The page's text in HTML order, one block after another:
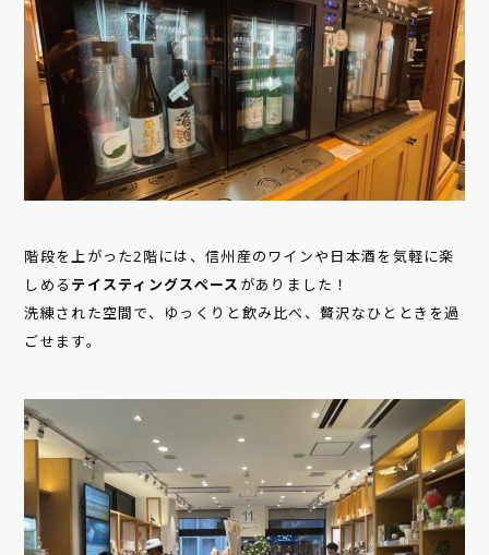
階段を上がった2階には、信州産のワインや日本酒を気軽に楽
しめる テイスティングスペース がありました！
洗練された空間で、ゆっくりと飲み比べ、贅沢なひとときを過
ごせます。